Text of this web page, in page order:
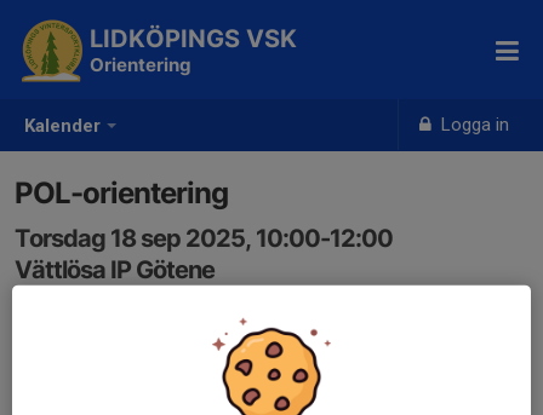
Kalender Logga in
LIDKÖPINGS VSK
Orientering
POL-orientering
Torsdag 18 sep 2025, 10:00-12:00
Vättlösa IP Götene
Samling: 08:45, Parkeringen Sparbanken Arena
eventor.orientering.se/Events/Show/55295